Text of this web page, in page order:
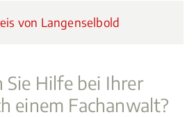
von Langenselbold
Sie Hilfe bei Ihrer
einem Fachanwalt?